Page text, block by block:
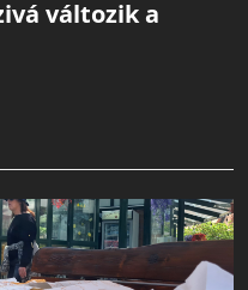
változik a